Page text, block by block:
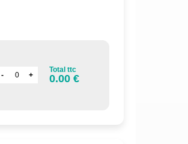
Total ttc
0.00 €